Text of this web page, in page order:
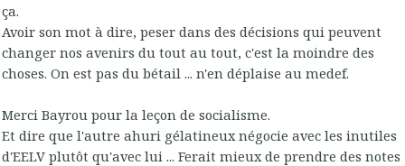
ça.
Avoir son mot à dire, peser dans des décisions qui peuvent
changer nos avenirs du tout au tout, c'est la moindre des
choses. On est pas du bétail ... n'en déplaise au medef.
Merci Bayrou pour la leçon de socialisme.
Et dire que l'autre ahuri gélatineux négocie avec les inutiles
d'EELV plutôt qu'avec lui ... Ferait mieux de prendre des notes